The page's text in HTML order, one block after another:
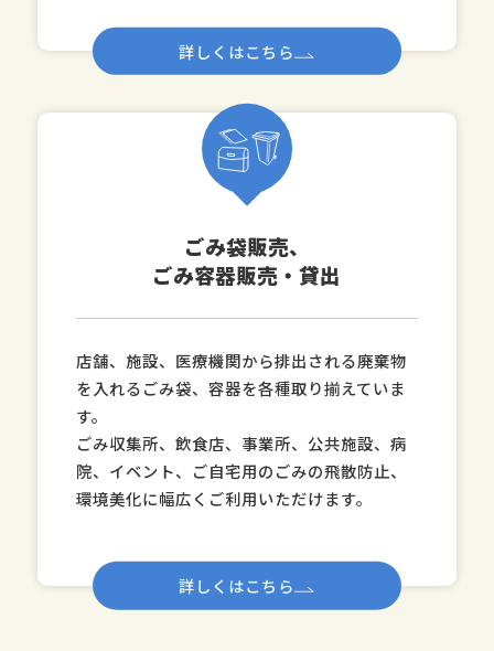
詳しくはこちら
ごみ袋販売、
ごみ容器販売・貸出
店舗、施設、医療機関から排出される廃棄物
を入れるごみ袋、容器を各種取り揃えていま
す。
ごみ収集所、飲食店、事業所、公共施設、病
院、イベント、ご自宅用のごみの飛散防止、
環境美化に幅広くご利用いただけます。
詳しくはこちら